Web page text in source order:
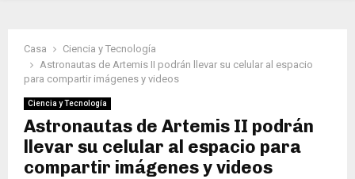
Casa
Ciencia y Tecnología
Astronautas de Artemis II podrán llevar su celular al espacio
para compartir imágenes y videos
Ciencia y Tecnología
Astronautas de Artemis II podrán
llevar su celular al espacio para
compartir imágenes y videos